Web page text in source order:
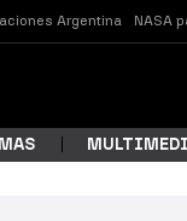
Argentina NASA